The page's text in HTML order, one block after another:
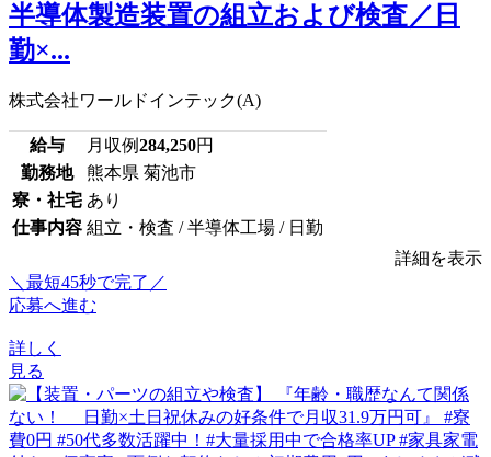
半導体製造装置の組立および検査／日
勤×...
株式会社ワールドインテック(A)
給与 月収例284,250円
勤務地
熊本県 菊池市
寮・社宅 あり
仕事内容 組立・検査 / 半導体工場 / 日勤
詳細を表示
＼最短45秒で完了／
応募へ進む
詳しく
見る